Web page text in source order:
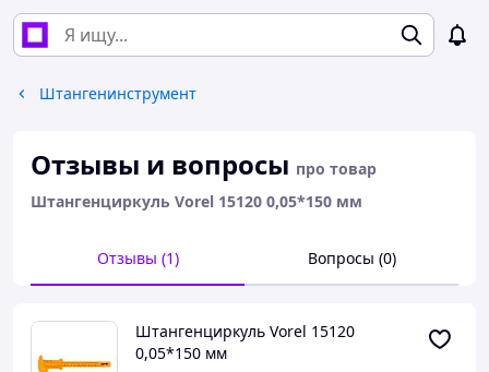
Штангенинструмент
Отзывы и вопросы про товар
Штангенциркуль Vorel 15120 0,05*150 мм
Отзывы (1) Вопросы (0)
Штангенциркуль Vorel 15120
0,05*150 мм